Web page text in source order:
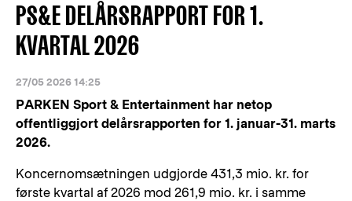
PS&E DELÅRSRAPPORT FOR 1.
KVARTAL 2026
27/05 2026 14:25
PARKEN Sport & Entertainment har netop
offentliggjort delårsrapporten for 1. januar-31. marts
2026.
Koncernomsætningen udgjorde 431,3 mio. kr. for
første kvartal af 2026 mod 261,9 mio. kr. i samme